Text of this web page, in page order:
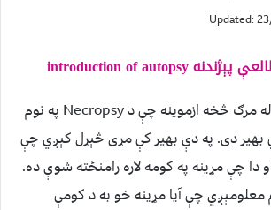
Updated:
پېژندنهintroduction of autopsy
اوټوپسي یا وروسته له مرګ څخه ازموینه چې د Necropsy په نوم
بهیر دی. په دې بهیر کې مړی څېړل کېږي چې
دا چې مړینه په کومه لاره رامنځته شوې ده.
چې آیا مړینه خو به د کومې